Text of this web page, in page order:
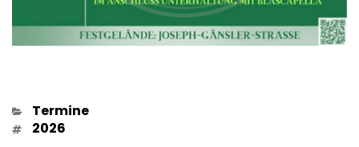
Kategorien
Termine
Schlagwörter
2026